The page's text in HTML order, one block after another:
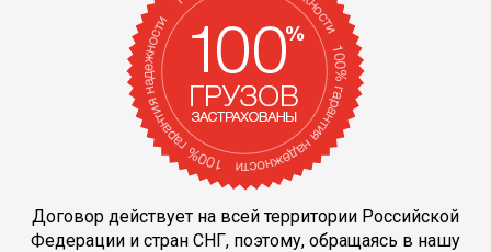
Договор действует на всей территории Российской
Федерации и стран СНГ, поэтому, обращаясь в нашу